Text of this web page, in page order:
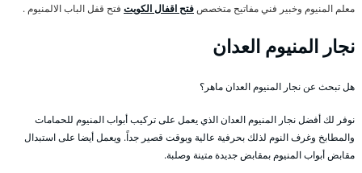
معلم المنيوم وخبير فني مفاتيح متخصصفتح اقفال الكويت فتح قفل الباب الالمنيوم .
نجار المنيوم العدان
هل تبحث عن نجار المنيوم العدان ماهر؟
نوفر لك أفضل نجار المنيوم العدان الذي يعمل على تركيب أبواب المنيوم للحمامات
والمطابخ وغرف النوم لذلك بحرفية عالية وبوقت قصير جداً. ويعمل أيضا على استبدال
مقابض أبواب المنيوم بمقابض جديدة متينة وصلبة.